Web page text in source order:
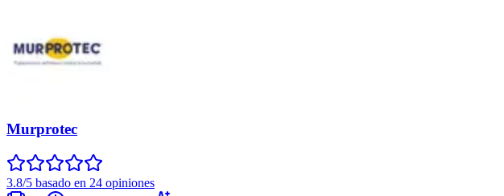
Murprotec
3.8/5 basado en 24 opiniones